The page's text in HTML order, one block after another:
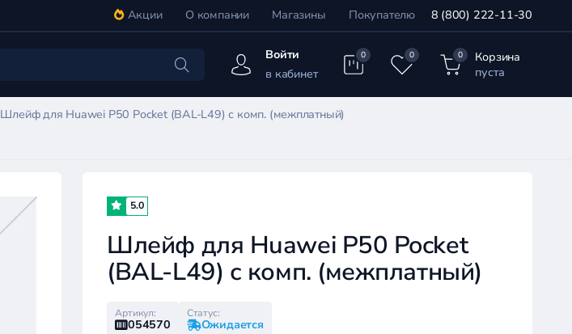
Акции О компании Магазины Покупателю 8 (800) 222-11-30
Войти
в кабинет
0 0 0
Корзина
пуста
Шлейф для Huawei P50 Pocket (BAL-L49) с комп. (межплатный)
5.0
Шлейф для Huawei P50 Pocket
(BAL-L49) с комп. (межплатный)
Артикул:
054570
Статус:
Ожидается